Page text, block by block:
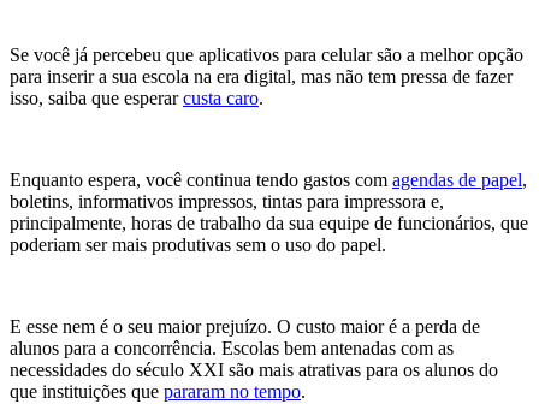
Se você já percebeu que aplicativos para celular são a melhor opção
para inserir a sua escola na era digital, mas não tem pressa de fazer
isso, saiba que esperarcusta caro.
Enquanto espera, você continua tendo gastos com agendas de papel,
boletins, informativos impressos, tintas para impressora e,
principalmente, horas de trabalho da sua equipe de funcionários, que
poderiam ser mais produtivas sem o uso do papel.
E esse nem é o seu maior prejuízo. O custo maior é a perda de
alunos para a concorrência. Escolas bem antenadas com as
necessidades do século XXI são mais atrativas para os alunos do
que instituições que pararam no tempo.